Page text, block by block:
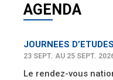
AGENDA
JOURNEES
23 SEPT. AU 25 SEPT.
Le rendez-vous